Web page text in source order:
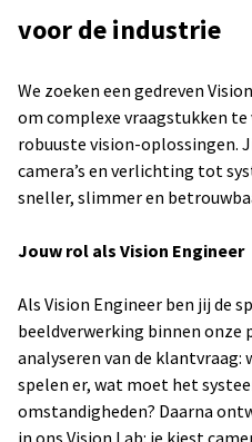
voor de industrie
We zoeken een gedreven
om complexe vraagstukken
robuuste vision-oplossingen.
camera’s en verlichting tot
sneller, slimmer en
Jouw rol als Vision Engineer
Als Vision Engineer ben jij de
beeldverwerking binnen
analyseren van de
spelen er, wat moet het
omstandigheden? Daarna
in ons Vision Lab: je kiest